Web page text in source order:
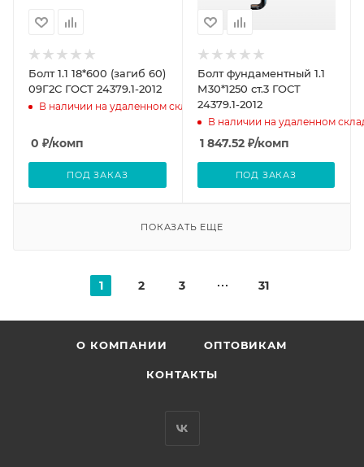
Болт 1.1 18*600 (загиб 60)
09Г2С ГОСТ 24379.1-2012
В наличии на удаленном складе
0 ₽/комп
ПОД ЗАКАЗ
Болт фундаментный 1.1
М30*1250 ст.3 ГОСТ
24379.1-2012
В наличии на удаленном
1 847.52₽/комп
ПОД ЗАКАЗ
ПОКАЗАТЬ ЕЩЕ
1 2 3 31
О КОМПАНИИ ОПТОВИКАМ
КОНТАКТЫ